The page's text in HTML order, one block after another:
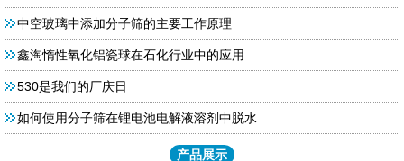
中空玻璃中添加分子筛的主要工作原理
鑫淘惰性氧化铝瓷球在石化行业中的应用
530是我们的厂庆日
如何使用分子筛在锂电池电解液溶剂中脱水
产品展示